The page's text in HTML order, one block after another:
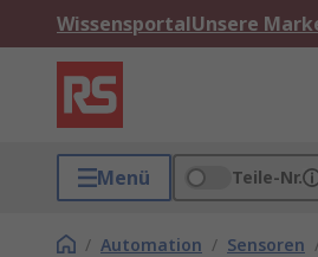
WissensportalUnsere
Menü Teile-Nr.
/ Automation / Sensoren